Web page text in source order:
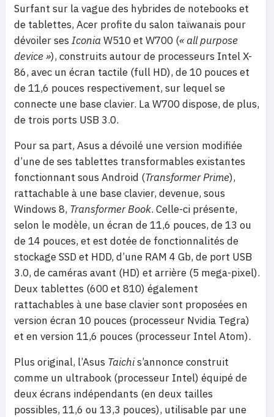
Surfant sur la vague des hybrides de notebooks et
de tablettes, Acer profite du salon taïwanais pour
dévoiler ses Iconia W510 et W700 (« all purpose
device »), construits autour de processeurs Intel X-
86, avec un écran tactile (full HD), de 10 pouces et
de 11,6 pouces respectivement, sur lequel se
connecte une base clavier. La W700 dispose, de plus,
de trois ports USB 3.0.
Pour sa part, Asus a dévoilé une version modifiée
d’une de ses tablettes transformables existantes
fonctionnant sous Android (Transformer Prime),
rattachable à une base clavier, devenue, sous
Windows 8, Transformer Book. Celle-ci présente,
selon le modèle, un écran de 11,6 pouces, de 13 ou
de 14 pouces, et est dotée de fonctionnalités de
stockage SSD et HDD, d’une RAM 4 Gb, de port USB
3.0, de caméras avant (HD) et arrière (5 mega-pixel).
Deux tablettes (600 et 810) également
rattachables à une base clavier sont proposées en
version écran 10 pouces (processeur Nvidia Tegra)
et en version 11,6 pouces (processeur Intel Atom).
Plus original, l’Asus Taichis’annonce construit
comme un ultrabook (processeur Intel) équipé de
deux écrans indépendants (en deux tailles
possibles, 11,6 ou 13,3 pouces), utilisable par une